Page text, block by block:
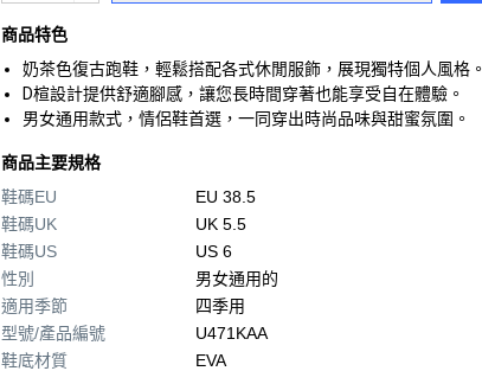
商品特色
奶茶色復古跑鞋，輕鬆搭配各式休閒服飾，展現獨特個人風格。
D楦設計提供舒適腳感，讓您長時間穿著也能享受自在體驗。
男女通用款式，情侶鞋首選，一同穿出時尚品味與甜蜜氛圍。
商品主要規格
鞋碼EU
EU 38.5
鞋碼UK
UK 5.5
鞋碼US
US 6
性別
男女通用的
適用季節
四季用
型號/產品編號
U471KAA
鞋底材質
EVA